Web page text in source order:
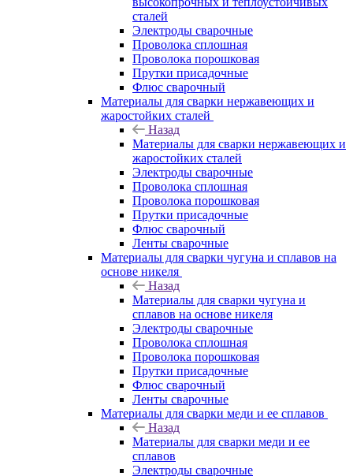
сталей
Электроды сварочные
Проволока сплошная
Проволока порошковая
Прутки присадочные
Флюс сварочный
Материалы для сварки нержавеющих и
жаростойких сталей
Назад
Материалы для сварки нержавеющих и
жаростойких сталей
Электроды сварочные
Проволока сплошная
Проволока порошковая
Прутки присадочные
Флюс сварочный
Ленты сварочные
Материалы для сварки чугуна и сплавов на
основе никеля
Назад
Материалы для сварки чугуна и
сплавов на основе никеля
Электроды сварочные
Проволока сплошная
Проволока порошковая
Прутки присадочные
Флюс сварочный
Ленты сварочные
Материалы для сварки меди и ее сплавов
Назад
Материалы для сварки меди и ее
сплавов
Электроды сварочные